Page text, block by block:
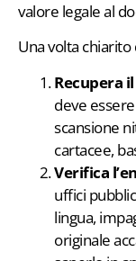
valore legale al
Una volta
Recupera
deve
scansione
cartacee,
Verifica
uffici
lingua,
originale